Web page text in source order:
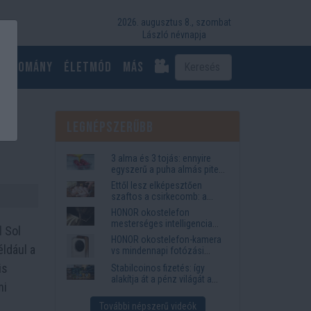
2026. augusztus 8., szombat
László névnapja
Tudomány Életmód más
a
3 alma és 3 tojás: ennyire
egyszerű a puha almás pite
titka
Ettől lesz elképesztően
szaftos a csirkecomb: a
sörös pác a titok
HONOR okostelefon
mesterséges intelligencia
funkciók, amelyek
megkönnyítik az életet
HONOR okostelefon-kamera
vs mindennapi fotózási
igények
Stabilcoinos fizetés: így
alakítja át a pénz világát a
Western Union
További népszerű videók